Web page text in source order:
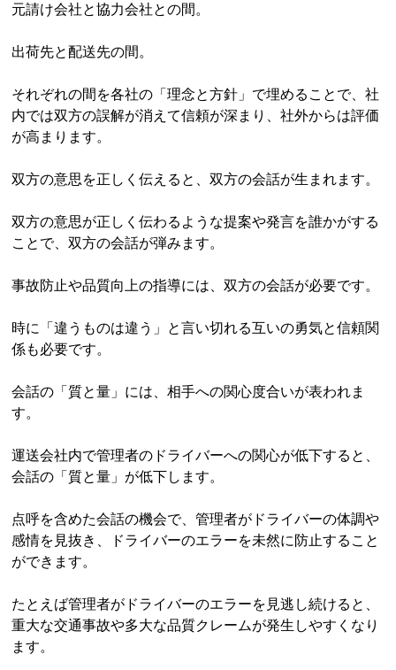
元請け会社と協力会社との間。
出荷先と配送先の間。
それぞれの間を各社の「理念と方針」で埋めることで、社
内では双方の誤解が消えて信頼が深まり、社外からは評価
が高まります。
双方の意思を正しく伝えると、双方の会話が生まれます。
双方の意思が正しく伝わるような提案や発言を誰かがする
ことで、双方の会話が弾みます。
事故防止や品質向上の指導には、双方の会話が必要です。
時に「違うものは違う」と言い切れる互いの勇気と信頼関
係も必要です。
会話の「質と量」には、相手への関心度合いが表われま
す。
運送会社内で管理者のドライバーへの関心が低下すると、
会話の「質と量」が低下します。
点呼を含めた会話の機会で、管理者がドライバーの体調や
感情を見抜き、ドライバーのエラーを未然に防止すること
ができます。
たとえば管理者がドライバーのエラーを見逃し続けると、
重大な交通事故や多大な品質クレームが発生しやすくなり
ます。